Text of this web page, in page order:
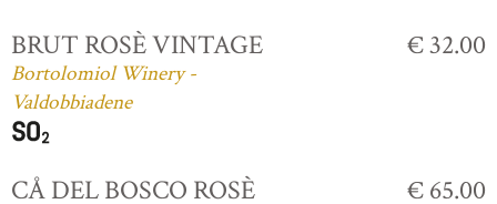
BRUT ROSÈ VINTAGE
Bortolomiol Winery -
Valdobbiadene
€ 32.00
CÅ DEL BOSCO ROSÈ € 65.00